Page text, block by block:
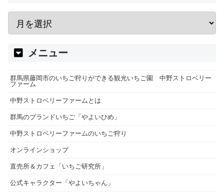
メニュー
群馬県藤岡市のいちご狩りができる観光いちご園 中野ストロベリー
ファーム
中野ストロベリーファームとは
群馬のブランドいちご「やよいひめ」
中野ストロベリーファームのいちご狩り
オンラインショップ
直売所＆カフェ「いちご研究所」
公式キャラクター「やよいちゃん」